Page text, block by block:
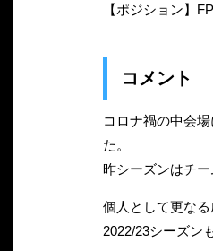
【ポジション】FP
コメント
コロナ禍の中会
た。
昨シーズンはチ
個人として更な
2022/23シーズン